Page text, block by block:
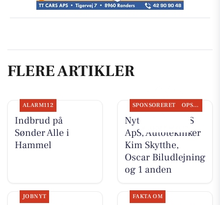
FLERE ARTIKLER
ALARM112
Indbrud på
Sønder Alle i
Hammel
SPONSORERET OPSLAGSTAVLEN
Nyt fra TT CARS
ApS, Autotekniker
Kim Skytthe,
Oscar Biludlejning
og 1 anden
JOBNYT FAKTA OM